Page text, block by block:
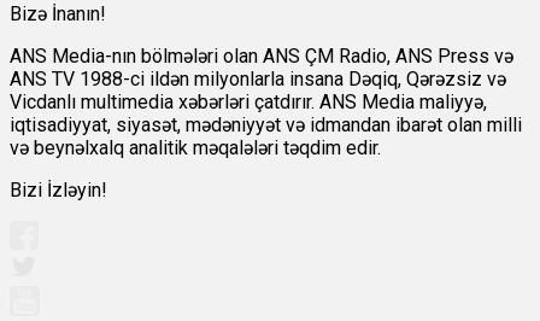
Bizə İnanın!
ANS Media-nın bölmələri olan ANS ÇM Radio, ANS Press və
ANS TV 1988-ci ildən milyonlarla insana Dəqiq, Qərəzsiz və
Vicdanlı multimedia xəbərləri çatdırır. ANS Media maliyyə,
iqtisadiyyat, siyasət, mədəniyyət və idmandan ibarət olan milli
və beynəlxalq analitik məqalələri təqdim edir.
Bizi İzləyin!